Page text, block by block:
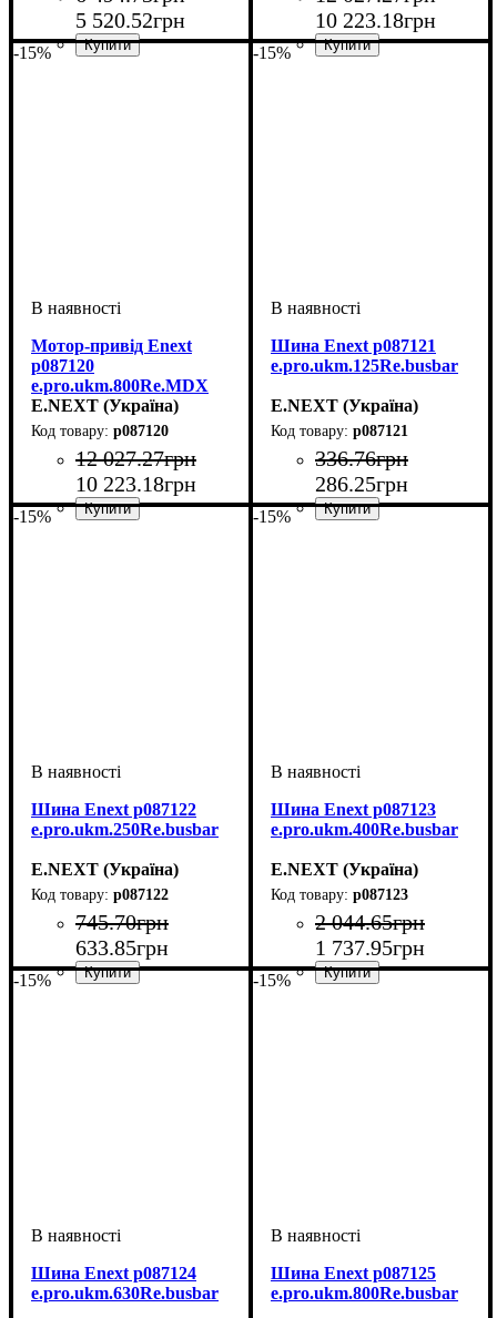
5 520.52грн
10 223.18грн
-15%
Мотор-привід Enext
p087120
e.pro.ukm.800Re.MDX
230В
E.NEXT (Україна)
p087120
12 027.27грн
10 223.18грн
-15%
Шина Enext p087121
e.pro.ukm.125Re.busbar
E.NEXT (Україна)
p087121
336.76грн
286.25грн
-15%
Шина Enext p087122
e.pro.ukm.250Re.busbar
E.NEXT (Україна)
p087122
745.70грн
633.85грн
-15%
Шина Enext p087123
e.pro.ukm.400Re.busbar
E.NEXT (Україна)
p087123
2 044.65грн
1 737.95грн
-15%
Шина Enext p087124
e.pro.ukm.630Re.busbar
-15%
Шина Enext p087125
e.pro.ukm.800Re.busbar